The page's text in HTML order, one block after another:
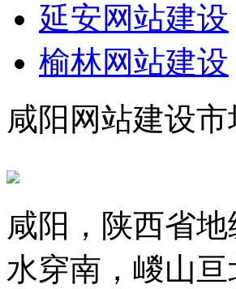
延安网站建设
榆林网站建设
咸阳网站建设市
咸阳，陕西省
水穿南，嵕山